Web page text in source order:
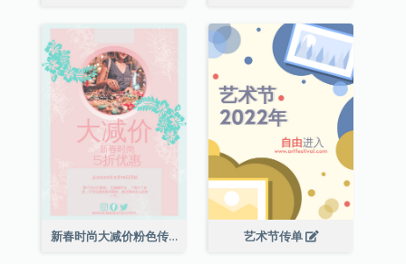
新春时尚大减价粉色传单 艺术节传单